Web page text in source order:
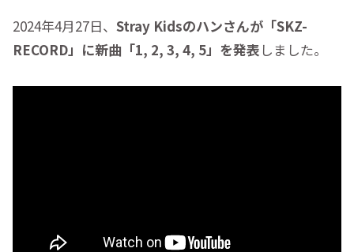
2024年4月27日、 Stray Kidsのハンさんが「SKZ-
RECORD」に新曲「1, 2, 3, 4, 5」を発表 しました。